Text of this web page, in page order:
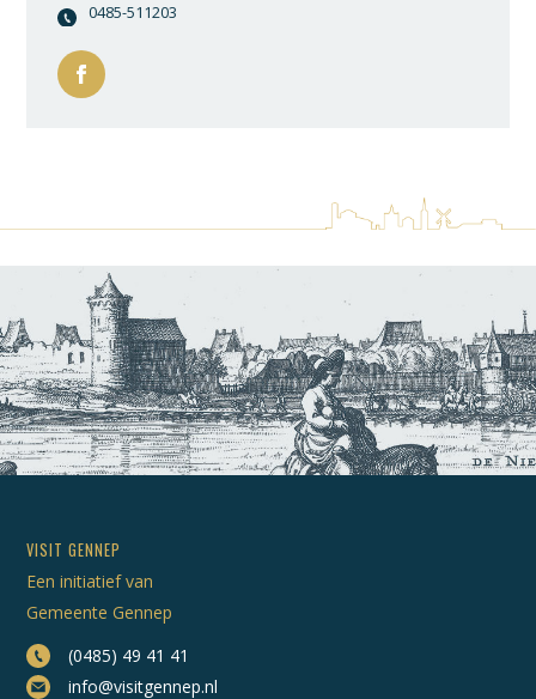
0485-511203
VISIT GENNEP
Een initiatief van
Gemeente Gennep
(0485) 49 41 41
info@visitgennep.nl